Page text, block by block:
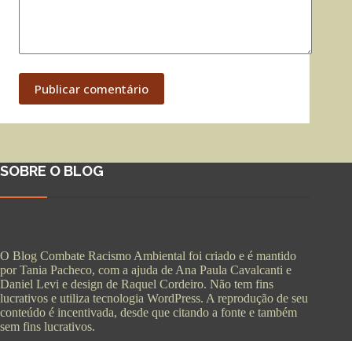
Publicar comentário
SOBRE O BLOG
O Blog Combate Racismo Ambiental foi criado e é mantido
por Tania Pacheco, com a ajuda de Ana Paula Cavalcanti e
Daniel Levi e design de Raquel Cordeiro. Não tem fins
lucrativos e utiliza tecnologia WordPress. A reprodução de seu
conteúdo é incentivada, desde que citando a fonte e também
sem fins lucrativos.